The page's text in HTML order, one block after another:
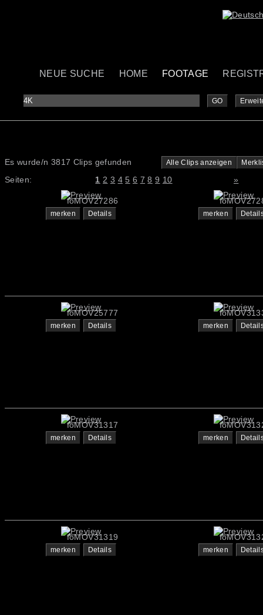
NEUE SUCHE HOME FOOTAGE
GO
Es wurde/n 3817 Clips gefunden Alle Clips anzeigen
Seiten: 1 2 3 4 5 6 7 8 9 10 »
foMOV27286
merken Details merken
foMOV25777
merken Details merken
foMOV31317
merken Details merken
foMOV31319
merken Details merken